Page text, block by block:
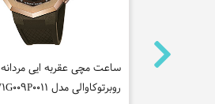
ساعت مچی عقربه ایی مردانه
روبرتوکاوالی مدل RV1G009P0011